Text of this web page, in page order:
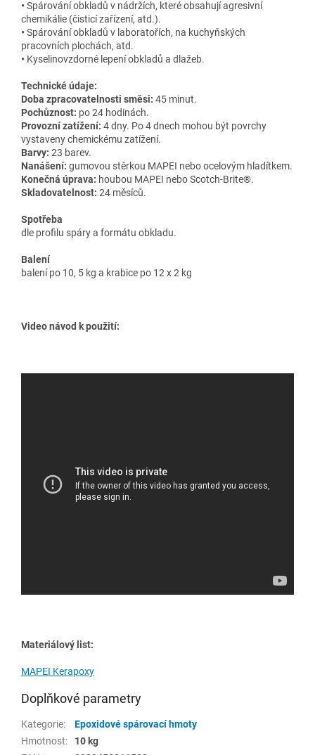
•Spárování obkladů v nádržích, které obsahují agresivní
chemikálie (čisticí zařízení, atd.).
•Spárování obkladů v laboratořích, na kuchyňských
pracovních plochách, atd.
• Kyselinovzdorné lepení obkladů a dlažeb.
Technické údaje:
Doba zpracovatelnosti směsi: 45 minut.
Pochůznost: po 24 hodinách.
Provozní zatížení: 4 dny. Po 4 dnech mohou být povrchy
vystaveny chemickému zatížení.
Barvy: 23 barev.
Nanášení: gumovou stěrkou MAPEI nebo ocelovým hladítkem.
Konečná úprava: houbou MAPEI nebo Scotch-Brite®.
Skladovatelnost: 24 měsíců.
Spotřeba
dle profilu spáry a formátu obkladu.
Balení
balení po 10, 5 kg a krabice po 12 x 2 kg
Video návod k použití:
Materiálový list:
MAPEI Kerapoxy
Doplňkové parametry
Kategorie:
Epoxidové spárovací hmoty
Hmotnost:
10 kg